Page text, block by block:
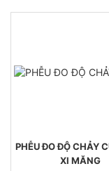
PHỄU ĐO ĐỘ CHẢY
XI MĂNG